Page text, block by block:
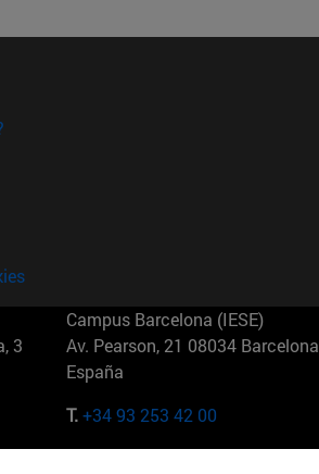
3
Campus Barcelona (IESE)
Av. Pearson, 21 08034 Barcelona
España
T.+34 93 253 42 00